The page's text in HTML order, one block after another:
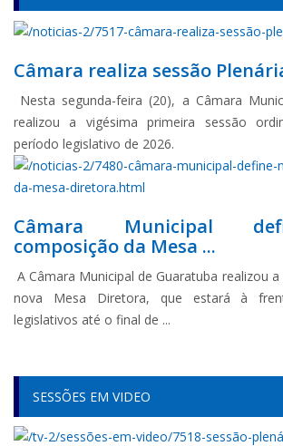
Câmara realiza sessão
Nesta segunda-feira (20), a Câmara
realizou a vigésima primeira sessão
período legislativo de 2026.
Câmara Municipal
composição da Mesa ...
A Câmara Municipal de Guaratuba realizou
nova Mesa Diretora, que estará à
legislativos até o final de ...
SESSÕES EM VIDEO